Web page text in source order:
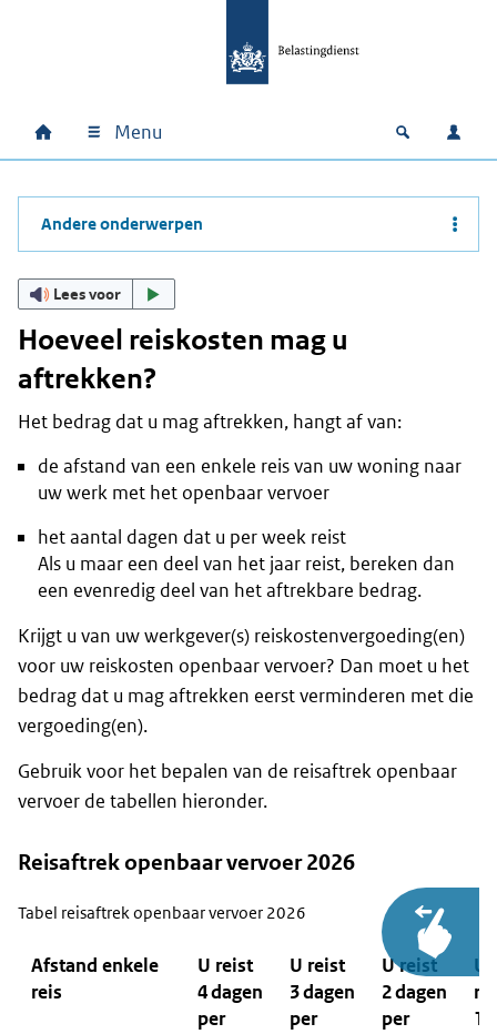
Hoofdnavigatie
Home Menu Open
Andere onderwerpen
Lees voor
Hoeveel reiskosten mag u
aftrekken?
Het bedrag dat u mag aftrekken, hangt af van:
de afstand van een enkele reis van uw woning naar
uw werk met het openbaar vervoer
het aantal dagen dat u per week reist
Als u maar een deel van het jaar reist, bereken dan
een evenredig deel van het aftrekbare bedrag.
Krijgt u van uw werkgever(s) reiskostenvergoeding(en)
voor uw reiskosten openbaar vervoer? Dan moet u het
bedrag dat u mag aftrekken eerst verminderen met die
vergoeding(en).
Gebruik voor het bepalen van de reisaftrek openbaar
vervoer de tabellen hieronder.
Reisaftrek openbaar vervoer 2026
Tabel reisaftrek openbaar vervoer 2026
Afstand enkele
reis
U reist
4 dagen
per
U reist
3 dagen
per
U reist
2 dagen
per
U
1